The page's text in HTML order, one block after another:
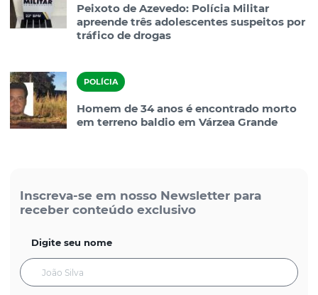
Peixoto de Azevedo: Polícia Militar
apreende três adolescentes suspeitos por
tráfico de drogas
POLÍCIA
Homem de 34 anos é encontrado morto
em terreno baldio em Várzea Grande
Inscreva-se em nosso Newsletter para
receber conteúdo exclusivo
Digite seu nome